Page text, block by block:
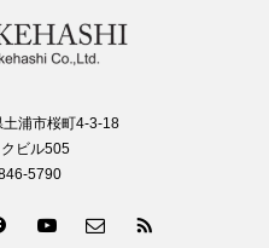
浦市桜町4-3-18
ビル505
5790